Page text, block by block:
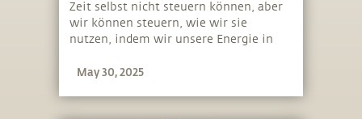
Zeit selbst nicht steuern können, aber
wir können steuern, wie wir sie
nutzen, indem wir unsere Energie in
ist
May 30, 2025